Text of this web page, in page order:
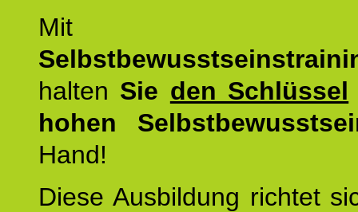
Mit
halten Sie den Schlüssel
hohen
Hand!
Diese Ausbildung richtet